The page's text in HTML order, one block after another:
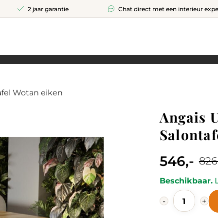
2 jaar garantie Chat direct met een interieur
Wotan eiken
Angais
546,-
Current
price
is:
Original
price
was:
Beschikbaar.
-
Angais
Salontafel
+